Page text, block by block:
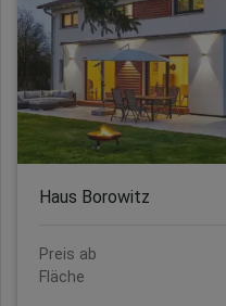
Haus Borowitz
Preis ab
Fläche